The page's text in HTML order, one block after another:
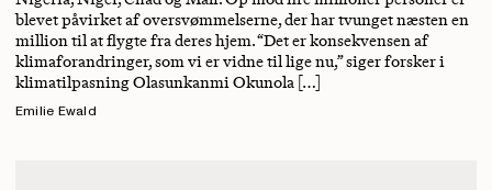
blevet påvirket af oversvømmelserne, der har tvunget næsten en
million til at flygte fra deres hjem. “Det er konsekvensen af ​​
klimaforandringer, som vi er vidne til lige nu,” siger forsker i
klimatilpasning Olasunkanmi Okunola […]
Emilie Ewald